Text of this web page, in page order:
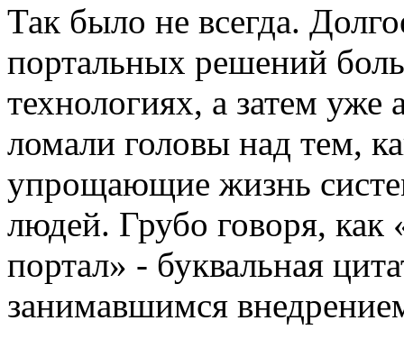
Так было не всегда.
портальных решений
технологиях, а затем
ломали головы над тем,
упрощающие жизнь
людей. Грубо говоря, как
портал» - буквальная
занимавшимся